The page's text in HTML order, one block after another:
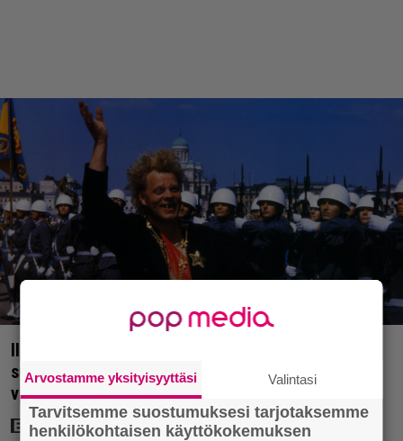
Illalla tv:ssä: Jörn Donner selitti mistä Uunon
suosio johtuu – tuolloinen elokuva tosin tienasi
vain 9000 markkaa
Arvostamme yksityisyyttäsi Valintasi
Tarvitsemme suostumuksesi tarjotaksemme
henkilökohtaisen käyttökokemuksen